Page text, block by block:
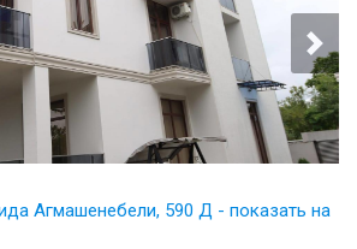
Агмашенебели, 590 Д - показать на